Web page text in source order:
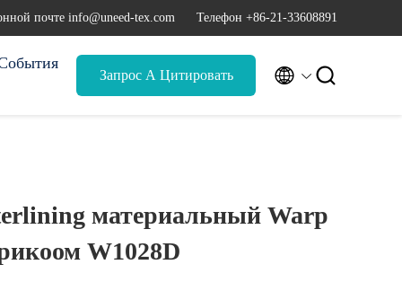
почте info@uneed-tex.com Телефон +86-21-33608891
Запрос А Цитировать  
материальный Warp
W1028D